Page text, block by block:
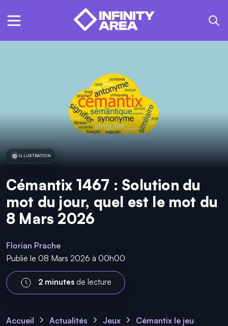
ILLUSTRATION
Cémantix 1467 : Solution du
mot du jour, quel est le mot du
8 Mars 2026
Florian Prache
Publié le 08 Mars 2026 à 00h00
2 minutes de lecture
Accueil Actualités Jeux Cémantix le jeu